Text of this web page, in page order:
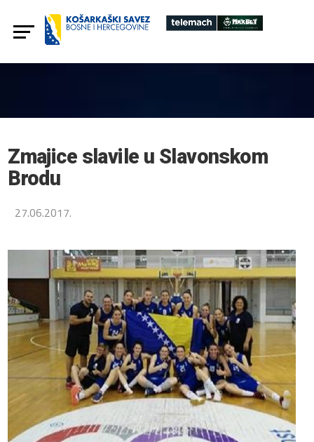
Zmajice slavile u Slavonskom
Brodu
27.06.2017.